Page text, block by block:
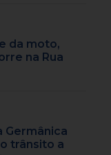
da moto,
na Rua
Germânica
trânsito a